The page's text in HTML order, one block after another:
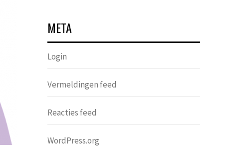
META
Login
Vermeldingen feed
Reacties feed
WordPress.org